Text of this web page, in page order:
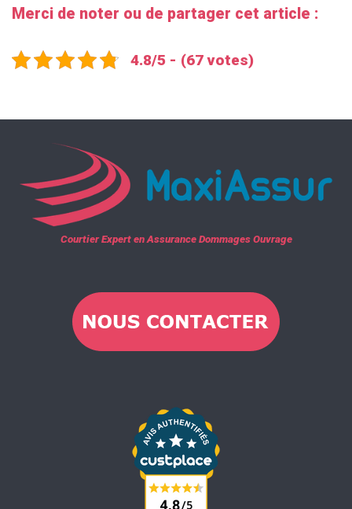
Merci de noter ou de partager cet article :
4.8/5 - (67 votes)
Courtier Expert en Assurance Dommages Ouvrage